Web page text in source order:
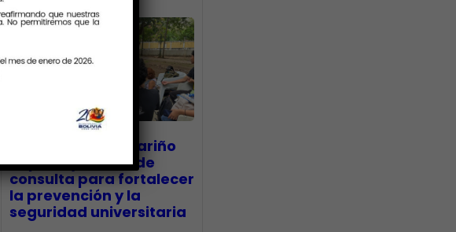
CECA Santiago Mariño
impulsó jornada de
consulta para fortalecer
la prevención y la
seguridad universitaria